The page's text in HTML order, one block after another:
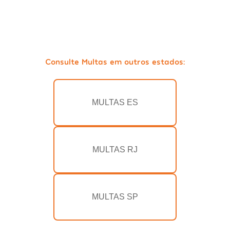
Consulte Multas em outros estados:
MULTAS ES
MULTAS RJ
MULTAS SP